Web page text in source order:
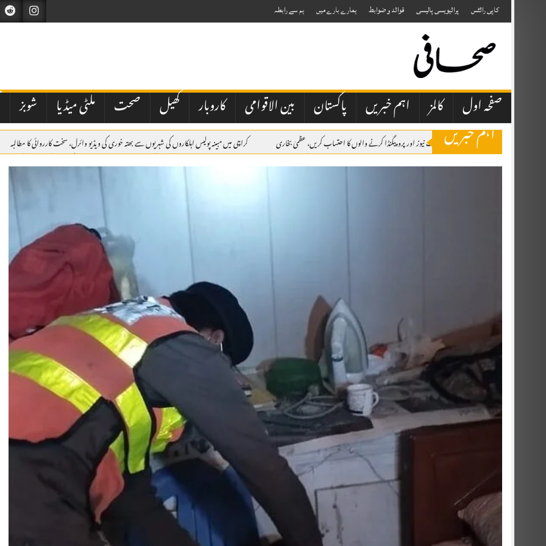
to
content
کاپی رائٹس پرائیویسی پالیسی قوائد و ضوابط ہمارے بارے میں ہم سے رابطہ
صفحہ اول کالمز اہم خبریں پاکستان بین الاقوامی کاروبار کھیل صحت ملٹی میڈیا شوبز
اہم خبریں
صحافتی تنظیمیں خود فیک نیوز اور پروپیگنڈا کرنے والوں کا احتساب کریں، عظمیٰ بخاری کراچی میں مبینہ پولیس اہلکاروں کی شہریوں سے بھتہ خوری کی ویڈیو وائرل، سخت کارروائی کا مطالبہ
ایران کے ہمسایہ ممالک نے دشمن عناصر کو اپنی سرزمین استعمال نہیں کرنے دی، صدر پزشکیان اسلام آباد: وفاقی حکومت کی جانب سے نیشنل بینک آف پاکستان کے نئے صدر کی
وزیراعظم شہباز شریف شہزادہ محمد بن سلمان بن عبدالعزیز آل سعود کی دعوت پر سعودی عرب پہنچ گئے۔